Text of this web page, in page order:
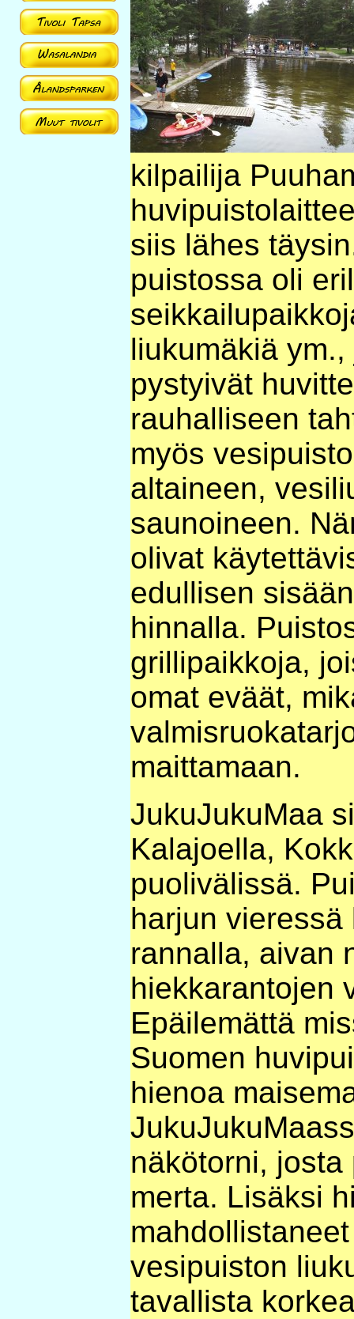
kilpailija
siis lähes
puistossa oli
liukumäkiä
pystyivät
rauhalliseen
myös
altaineen,
saunoineen.
olivat
edullisen
hinnalla.
grillipaikkoja,
omat eväät,
maittamaan.
JukuJukuMaa
Kalajoella,
puolivälissä.
harjun vieressä
rannalla, aivan
hiekkarantojen
Epäilemättä
Suomen
hienoa
näkötorni,
merta. Lisäksi
vesipuiston
tavallista